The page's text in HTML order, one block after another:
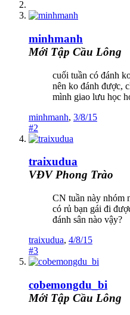
minhmanh
Mới Tập Cầu Lông
cuối tuần có đánh
nên ko đánh được,
mình giao lưu học
minhmanh, 3/8/15
#2
traixudua
VĐV Phong Trào
CN tuần này nhóm
có rủ bạn gái đi
đánh sân nào vậy?
traixudua, 4/8/15
#3
cobemongdu_bi
Mới Tập Cầu Lông